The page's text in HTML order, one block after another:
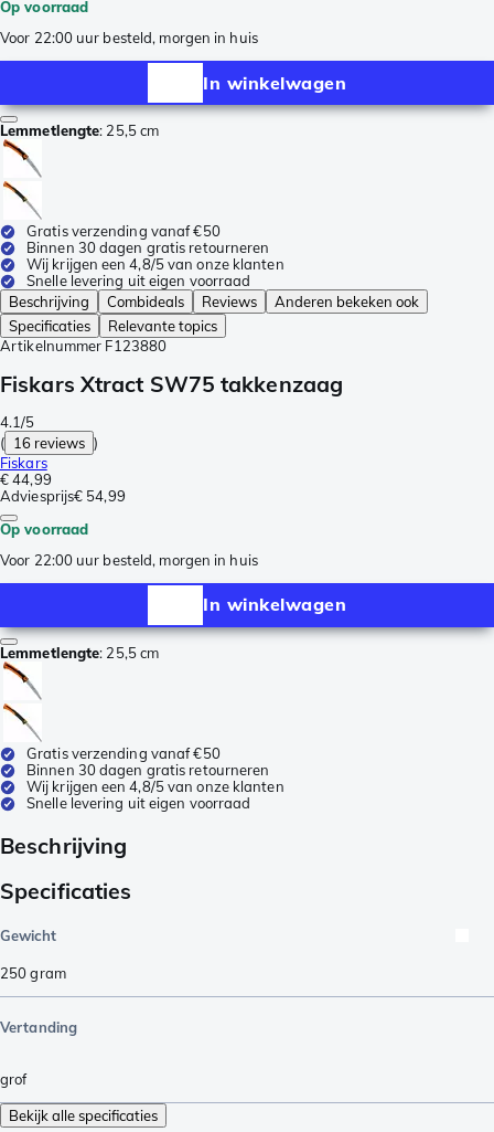
Op voorraad
Voor 22:00 uur besteld, morgen in huis
In winkelwagen
Lemmetlengte: 25,5 cm
Gratis verzending vanaf €50
Binnen 30 dagen gratis retourneren
Wij krijgen een 4,8/5 van onze klanten
Snelle levering uit eigen voorraad
Beschrijving
Combideals Reviews
Anderen bekeken ook
Specificaties
Relevante topics
Artikelnummer F123880
Fiskars Xtract SW75 takkenzaag
4.1/5
( 16 reviews )
Fiskars
€ 44,99
Adviesprijs€ 54,99
Op voorraad
Voor 22:00 uur besteld, morgen in huis
In winkelwagen
Lemmetlengte: 25,5 cm
Gratis verzending vanaf €50
Binnen 30 dagen gratis retourneren
Wij krijgen een 4,8/5 van onze klanten
Snelle levering uit eigen voorraad
Beschrijving
Specificaties
Gewicht
250gram
Vertanding
grof
Bekijk alle specificaties